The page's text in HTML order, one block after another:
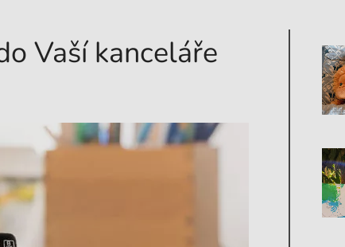
Vaší kanceláře